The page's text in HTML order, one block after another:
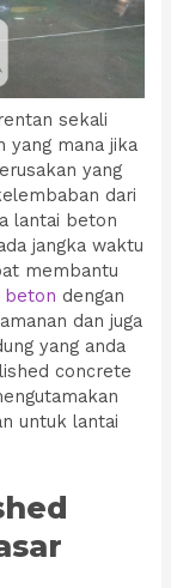
sekali
yang mana jika
yang
dari
lantai beton
jangka waktu
membantu
beton dengan
dan juga
yang anda
concrete
untuk lantai